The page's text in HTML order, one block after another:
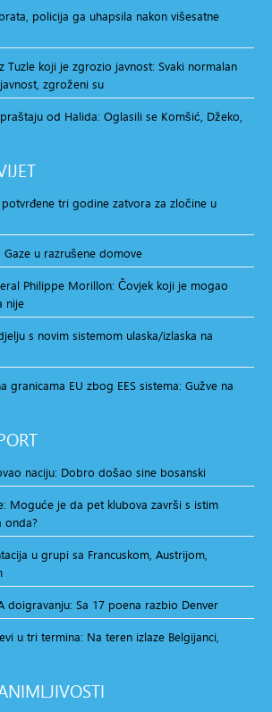
policija ga uhapsila nakon višesatne
Tuzle koji je zgrozio javnost: Svaki normalan
zgroženi su
od Halida: Oglasili se Komšić, Džeko,
tri godine zatvora za zločine u
Gaze u razrušene domove
Philippe Morillon: Čovjek koji je mogao
nije
s novim sistemom ulaska/izlaska na
granicama EU zbog EES sistema: Gužve na
naciju: Dobro došao sine bosanski
Moguće je da pet klubova završi s istim
onda?
u grupi sa Francuskom, Austrijom,
doigravanju: Sa 17 poena razbio Denver
u tri termina: Na teren izlaze Belgijanci,